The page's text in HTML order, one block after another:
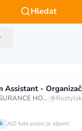
Hledat
Assistant -
DEFEND INSURANCE HOLDING s.r.o.|
O tuto pozici je zájem!
60 000 CZK a více